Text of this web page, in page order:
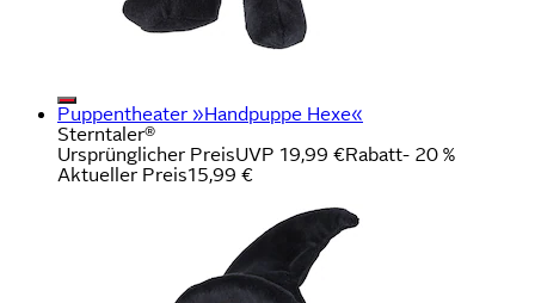
Puppentheater »Handpuppe Hexe«
Sterntaler®
Ursprünglicher PreisUVP 19,99 €Rabatt- 20 %
Aktueller Preis15,99 €